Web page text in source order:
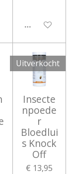
Uitverkocht
Insecte
npoede
r
Bloedlui
s Knock
Off
€ 13,95